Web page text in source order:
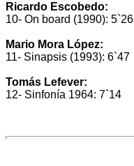
Ricardo Escobedo:
10- On board (1990): 5`26
Mario Mora López:
11- Sinapsis (1993): 6`47
Tomás Lefever:
12- Sinfonía 1964: 7`14